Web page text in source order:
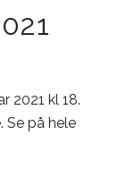
2021 kl 18.
Se på hele